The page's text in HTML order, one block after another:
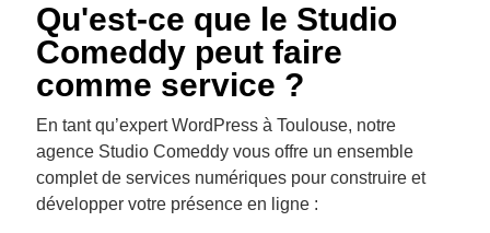
Qu'est-ce que le Studio
Comeddy peut faire
comme service ?
En tant qu’expert WordPress à Toulouse, notre
agence Studio Comeddy vous offre un ensemble
complet de services numériques pour construire et
développer votre présence en ligne :